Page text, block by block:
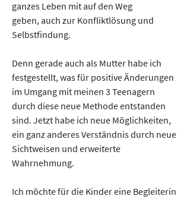
ganzes Leben mit auf den Weg
geben, auch zur Konfliktlösung und
Selbstfindung.
Denn gerade auch als Mutter habe ich
festgestellt, was für positive Änderungen
im Umgang mit meinen 3 Teenagern
durch diese neue Methode entstanden
sind. Jetzt habe ich neue Möglichkeiten,
ein ganz anderes Verständnis durch neue
Sichtweisen und erweiterte
Wahrnehmung.
Ich möchte für die Kinder eine Begleiterin